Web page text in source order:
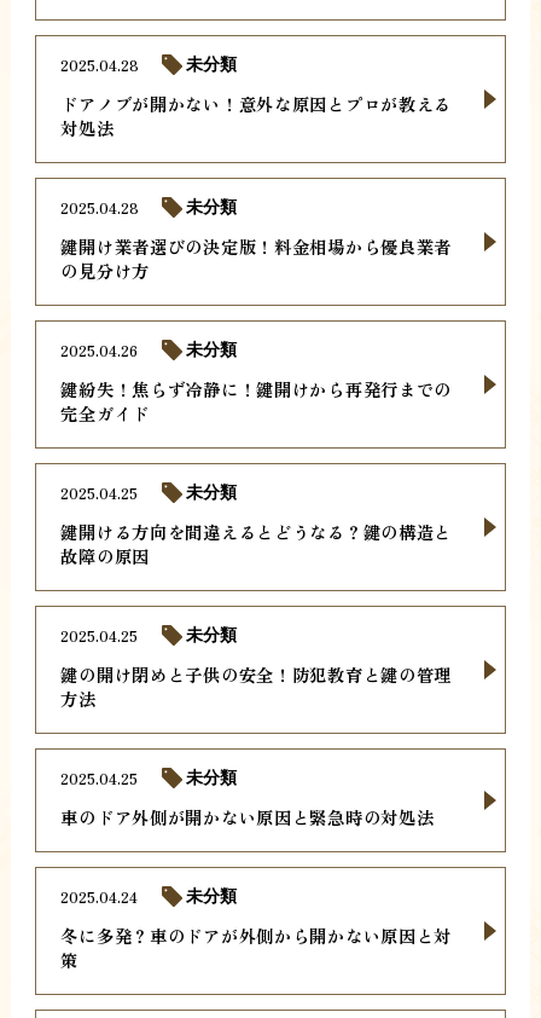
ドアノブが開かない！意外な原因とプロが教える
対処法
2025.04.28 未分類
鍵開け業者選びの決定版！料金相場から優良業者
の見分け方
2025.04.28 未分類
鍵紛失！焦らず冷静に！鍵開けから再発行までの
完全ガイド
2025.04.26 未分類
鍵開ける方向を間違えるとどうなる？鍵の構造と
故障の原因
2025.04.25 未分類
鍵の開け閉めと子供の安全！防犯教育と鍵の管理
方法
2025.04.25 未分類
車のドア外側が開かない原因と緊急時の対処法
2025.04.25 未分類
冬に多発？車のドアが外側から開かない原因と対
策
2025.04.24 未分類